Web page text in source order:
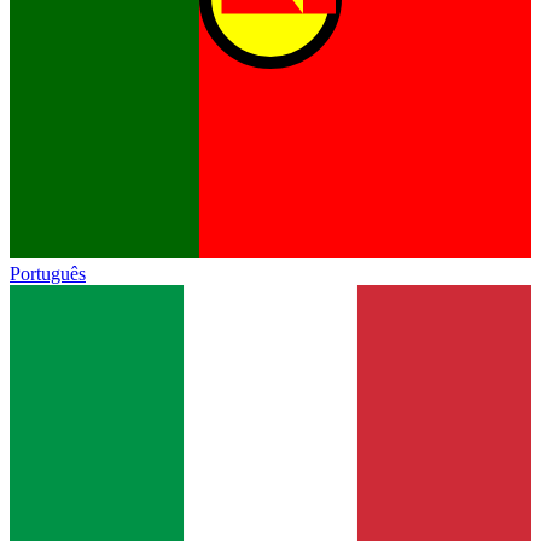
Português